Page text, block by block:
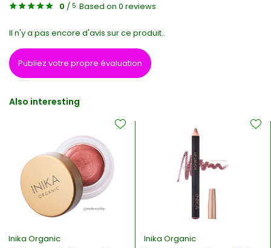
0 / 5 Based on 0 reviews
Il n'y a pas encore d'avis sur ce produit..
Publiez votre propre évaluation
Also interesting
Inika Organic
Inika Organic